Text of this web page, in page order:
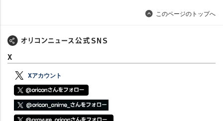
このページのトップへ
X
Xアカウント